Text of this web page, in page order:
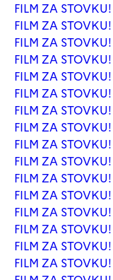
FILM ZA
FILM ZA
FILM ZA
FILM ZA
FILM ZA
FILM ZA
FILM ZA
FILM ZA
FILM ZA
FILM ZA
FILM ZA
FILM ZA
FILM ZA
FILM ZA
FILM ZA
FILM ZA